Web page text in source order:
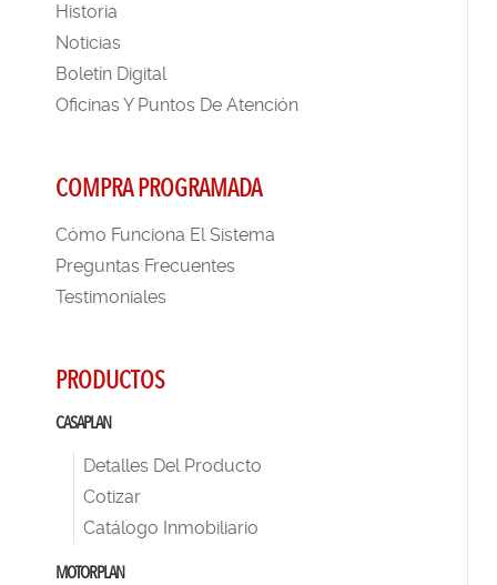
Historia
Noticias
Boletín Digital
Oficinas Y Puntos De Atención
COMPRA PROGRAMADA
Cómo Funciona El Sistema
Preguntas Frecuentes
Testimoniales
PRODUCTOS
CASAPLAN
Detalles Del Producto
Cotizar
Catálogo Inmobiliario
MOTORPLAN